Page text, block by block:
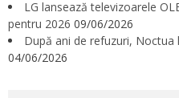
LG lansează televizoarele
pentru 2026 09/06/2026
După ani de refuzuri, Noctua
04/06/2026